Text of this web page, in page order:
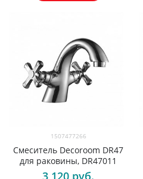
1507477266
Смеситель Decoroom DR47
для раковины, DR47011
3 120 руб.